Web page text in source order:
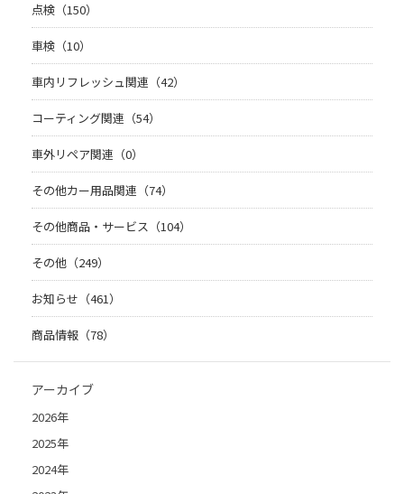
点検（150）
車検（10）
車内リフレッシュ関連（42）
コーティング関連（54）
車外リペア関連（0）
その他カー用品関連（74）
その他商品・サービス（104）
その他（249）
お知らせ（461）
商品情報（78）
アーカイブ
2026年
2025年
2024年